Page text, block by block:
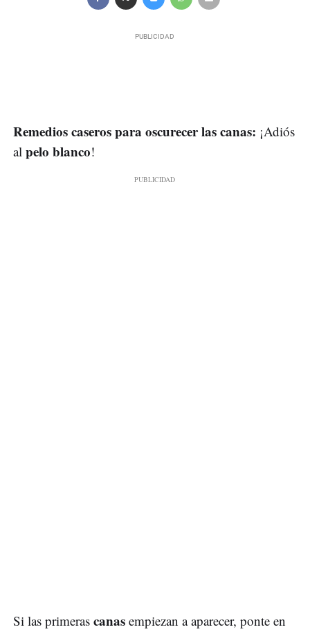
Remedios caseros para oscurecer las canas: ¡Adiós
al pelo blanco!
Si las primeras canas empiezan a aparecer, ponte en